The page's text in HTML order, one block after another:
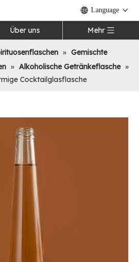
Language
Über uns Mehr
» Gemischte
» Alkoholische Getränkeflasche »
Cocktailglasflasche